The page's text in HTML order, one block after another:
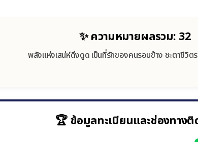
✨ ความหมายผลรวม: 32
พลังแห่งเสน่ห์ดึงดูด เป็นที่รักของคนรอบข้าง ชะตาชีวิตร
🏆 ข้อมูลทะเบียนและช่องทาง